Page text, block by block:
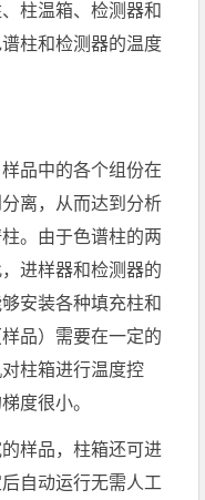
柱温箱、检测器和
柱和检测器的温度
品中的各个组份在
离，从而达到分析
。由于色谱柱的两
进样器和检测器的
安装各种填充柱和
品）需要在一定的
柱箱进行温度控
度很小。
样品，柱箱还可进
自动运行无需人工